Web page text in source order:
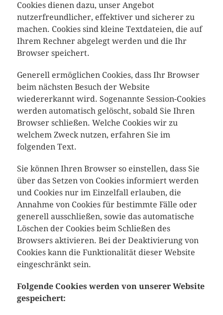
Cookies dienen dazu, unser Angebot
nutzerfreundlicher, effektiver und sicherer zu
machen. Cookies sind kleine Textdateien, die auf
Ihrem Rechner abgelegt werden und die Ihr
Browser speichert.
Generell ermöglichen Cookies, dass Ihr Browser
beim nächsten Besuch der Website
wiedererkannt wird. Sogenannte Session-Cookies
werden automatisch gelöscht, sobald Sie Ihren
Browser schließen. Welche Cookies wir zu
welchem Zweck nutzen, erfahren Sie im
folgenden Text.
Sie können Ihren Browser so einstellen, dass Sie
über das Setzen von Cookies informiert werden
und Cookies nur im Einzelfall erlauben, die
Annahme von Cookies für bestimmte Fälle oder
generell ausschließen, sowie das automatische
Löschen der Cookies beim Schließen des
Browsers aktivieren. Bei der Deaktivierung von
Cookies kann die Funktionalität dieser Website
eingeschränkt sein.
Folgende Cookies werden von unserer Website
gespeichert: